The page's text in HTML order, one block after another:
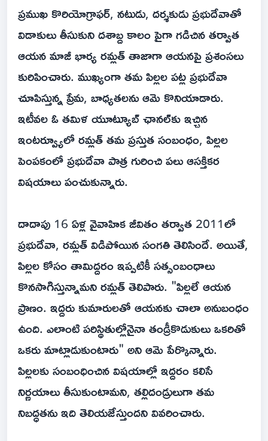
ప్రముఖ కొరియోగ్రాఫర్, నటుడు, దర్శకుడు ప్రభుదేవాతో
విడాకులు తీసుకుని దశాబ్ద కాలం పైగా గడిచిన తర్వాత
ఆయన మాజీ భార్య రమ్లత్ తాజాగా ఆయనపై ప్రశంసలు
కురిపించారు. ముఖ్యంగా తమ పిల్లల పట్ల ప్రభుదేవా
చూపిస్తున్న ప్రేమ, బాధ్యతలను ఆమె కొనియాడారు.
ఇటీవల ఓ తమిళ యూట్యూబ్ ఛానల్‌కు ఇచ్చిన
ఇంటర్వ్యూలో రమ్లత్ తమ ప్రస్తుత సంబంధం, పిల్లల
పెంపకంలో ప్రభుదేవా పాత్ర గురించి పలు ఆసక్తికర
విషయాలు పంచుకున్నారు.
దాదాపు 16 ఏళ్ల వైవాహిక జీవితం తర్వాత 2011లో
ప్రభుదేవా, రమ్లత్ విడిపోయిన సంగతి తెలిసిందే. అయితే,
పిల్లల కోసం తామిద్దరం ఇప్పటికీ సత్సంబంధాలు
కొనసాగిస్తున్నామని రమ్లత్ తెలిపారు. "పిల్లలే ఆయన
ప్రాణం. ఇద్దరు కుమారులతో ఆయనకు చాలా అనుబంధం
ఉంది. ఎలాంటి పరిస్థితుల్లోనైనా తండ్రీకొడుకులు ఒకరితో
ఒకరు మాట్లాడుకుంటారు" అని ఆమె పేర్కొన్నారు.
పిల్లలకు సంబంధించిన విషయాల్లో ఇద్దరం కలిసే
నిర్ణయాలు తీసుకుంటామని, తల్లిదండ్రులుగా తమ
నిబద్ధతను ఇది తెలియజేస్తుందని వివరించారు.